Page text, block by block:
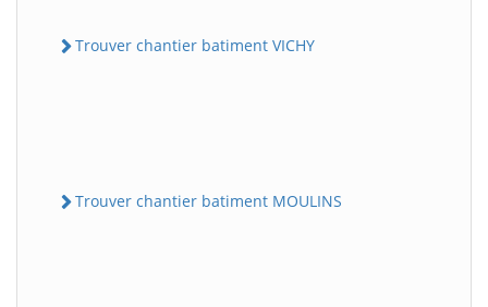
Trouver chantier batiment VICHY
Trouver chantier batiment MOULINS